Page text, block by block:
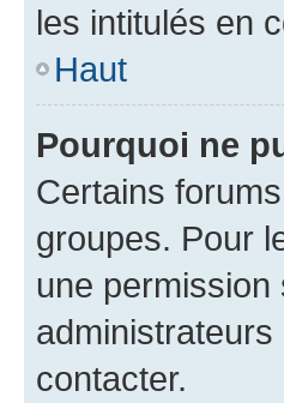
les intitulés en
Haut
Pourquoi ne
Certains
groupes. Pour
une
contacter.